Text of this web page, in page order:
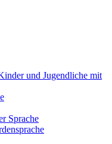
und Jugendliche mit
Sprache